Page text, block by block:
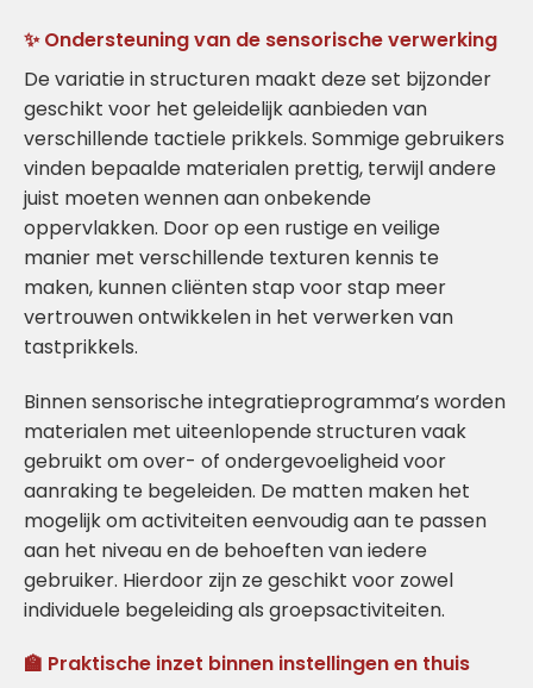
✨ Ondersteuning van de sensorische verwerking
De variatie in structuren maakt deze set bijzonder
geschikt voor het geleidelijk aanbieden van
verschillende tactiele prikkels. Sommige gebruikers
vinden bepaalde materialen prettig, terwijl andere
juist moeten wennen aan onbekende
oppervlakken. Door op een rustige en veilige
manier met verschillende texturen kennis te
maken, kunnen cliënten stap voor stap meer
vertrouwen ontwikkelen in het verwerken van
tastprikkels.
Binnen sensorische integratieprogramma’s worden
materialen met uiteenlopende structuren vaak
gebruikt om over- of ondergevoeligheid voor
aanraking te begeleiden. De matten maken het
mogelijk om activiteiten eenvoudig aan te passen
aan het niveau en de behoeften van iedere
gebruiker. Hierdoor zijn ze geschikt voor zowel
individuele begeleiding als groepsactiviteiten.
🏫 Praktische inzet binnen instellingen en thuis